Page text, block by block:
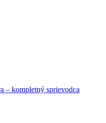
– kompletný sprievodca